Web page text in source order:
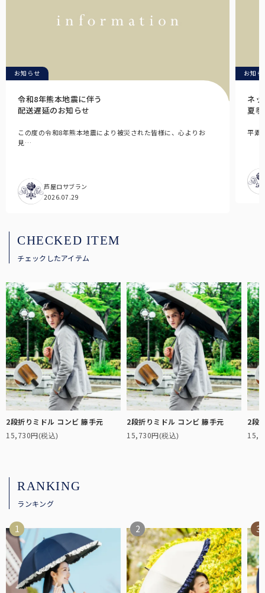
折りたたみ日傘用の傘袋です。
折り畳み日傘：サイズ解説
折り畳み日傘のサイズ比較や機能の違いについて解説します。
クリップ式で帽子が風に飛ばされるのを防止します。
シューズ
日焼け止めを塗り忘れがちな足の甲までカバーするパンプス。
こちらから全てのUVカットウェアをご覧頂けます。
こちらから全てのメラニンサングラスをご覧頂けます。
非表示
お知らせ
令和8年熊本地震に伴う
配送遅延のお知らせ
この度の令和8年熊本地震により被災された皆様に、心よりお
見…
芦屋ロサブラン
2026.07.29
お知ら
ネ
夏
平素
CHECKED ITEM
チェックしたアイテム
2段折りミドル コンビ 籐手元
15,730円(税込)
2段折りミドル コンビ 籐手元
15,730円(税込)
2段
RANKING
ランキング